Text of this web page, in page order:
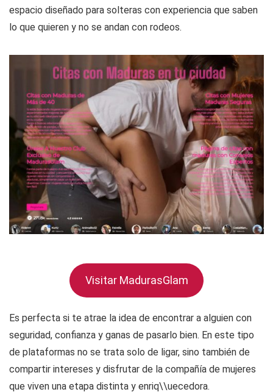
espacio diseñado para solteras con experiencia que saben
lo que quieren y no se andan con rodeos.
Visitar MadurasGlam
Es perfecta si te atrae la idea de encontrar a alguien con
seguridad, confianza y ganas de pasarlo bien. En este tipo
de plataformas no se trata solo de ligar, sino también de
compartir intereses y disfrutar de la compañía de mujeres
que viven una etapa distinta y enriq\\uecedora.